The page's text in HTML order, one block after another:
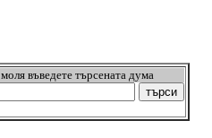
моля въведете търсената дума